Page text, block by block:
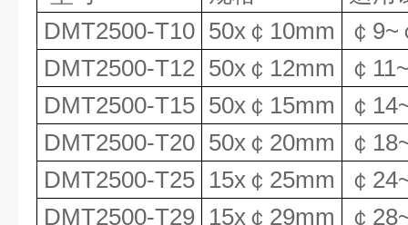
DMT2500-T10 50x ￠ 10mm ￠ 9~
DMT2500-T12 50x ￠ 12mm ￠
DMT2500-T15 50x ￠ 15mm ￠
DMT2500-T20 50x ￠ 20mm ￠
DMT2500-T25 15x ￠ 25mm ￠
DMT2500-T29 15x ￠ 29mm ￠